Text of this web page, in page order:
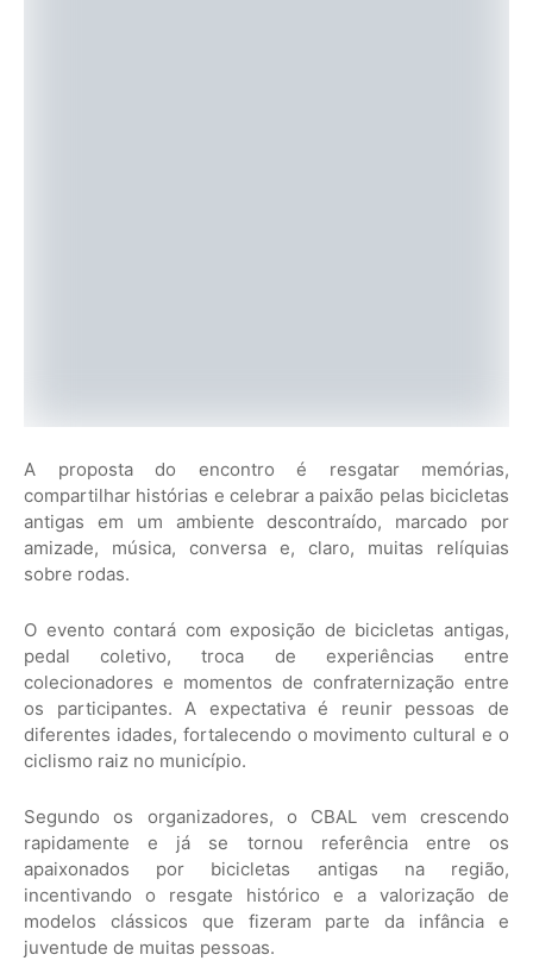
A proposta do encontro é resgatar memórias,
compartilhar histórias e celebrar a paixão pelas bicicletas
antigas em um ambiente descontraído, marcado por
amizade, música, conversa e, claro, muitas relíquias
sobre rodas.
O evento contará com exposição de bicicletas antigas,
pedal coletivo, troca de experiências entre
colecionadores e momentos de confraternização entre
os participantes. A expectativa é reunir pessoas de
diferentes idades, fortalecendo o movimento cultural e o
ciclismo raiz no município.
Segundo os organizadores, o CBAL vem crescendo
rapidamente e já se tornou referência entre os
apaixonados por bicicletas antigas na região,
incentivando o resgate histórico e a valorização de
modelos clássicos que fizeram parte da infância e
juventude de muitas pessoas.